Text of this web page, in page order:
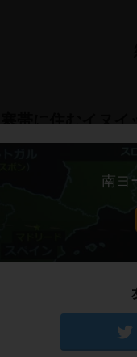
寒帯に住むイヌイ
北極海に面した
そんな気候の中
イヌイットの生
を
南ヨ